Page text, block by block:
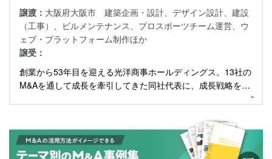
譲渡： 大阪府大阪市 建築企画・設計、デザイン設計、建設
（工事）、ビルメンテナンス、プロスポーツチーム運営、ウ
ェブ・プラットフォーム制作ほか
譲受：
創業から53年目を迎える光洋商事ホールディングス。13社の
M&Aを通して成長を牽引してきた同社代表に、成長戦略を伺